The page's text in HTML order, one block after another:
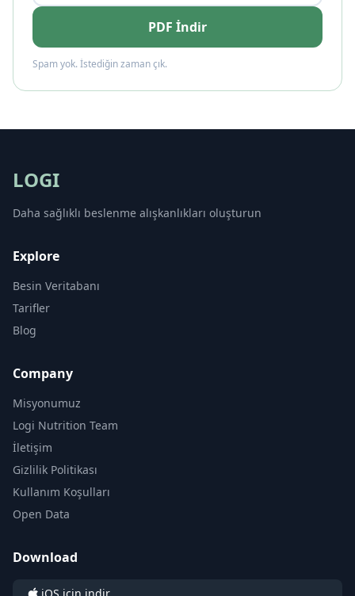
PDF İndir
Spam yok. İstediğin zaman çık.
LOGI
Daha sağlıklı beslenme alışkanlıkları oluşturun
Explore
Besin Veritabanı
Tarifler
Blog
Company
Misyonumuz
Logi Nutrition Team
İletişim
Gizlilik Politikası
Kullanım Koşulları
Open Data
Download